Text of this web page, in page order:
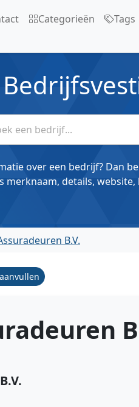
Categorieën Tags
over een bedrijf? Dan
merknaam, details,
B.V.